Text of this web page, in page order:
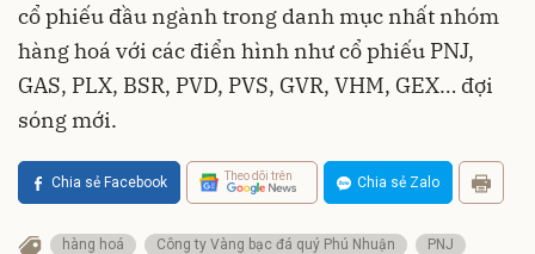
cổ phiếu đầu ngành trong danh mục nhất nhóm
hàng hoá với các điển hình như cổ phiếu PNJ,
GAS, PLX, BSR, PVD, PVS, GVR, VHM, GEX… đợi
sóng mới.
Chia sẻ Facebook Theo dõi trên Chia sẻ Zalo
hàng hoá Công ty Vàng bạc đá quý Phú Nhuận
PNJ